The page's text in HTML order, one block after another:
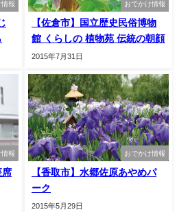
情報 おでかけ情報
【佐倉市】国立歴史民俗博物
館 くらしの 植物苑 伝統の朝顔
2015年7月31日
情報
席
おでかけ情報
【香取市】水郷佐原あやめパ
ーク
2015年5月29日